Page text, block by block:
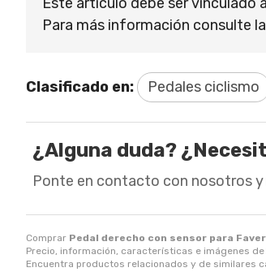
Comprar Pedal derecho con sensor para
Precio, información, características e imágenes de
Encuentra productos relacionados y de similares
Para más información consulte
Clasificado en: Pedales ciclismo
¿Alguna duda?
Ponte en contacto con nosotros